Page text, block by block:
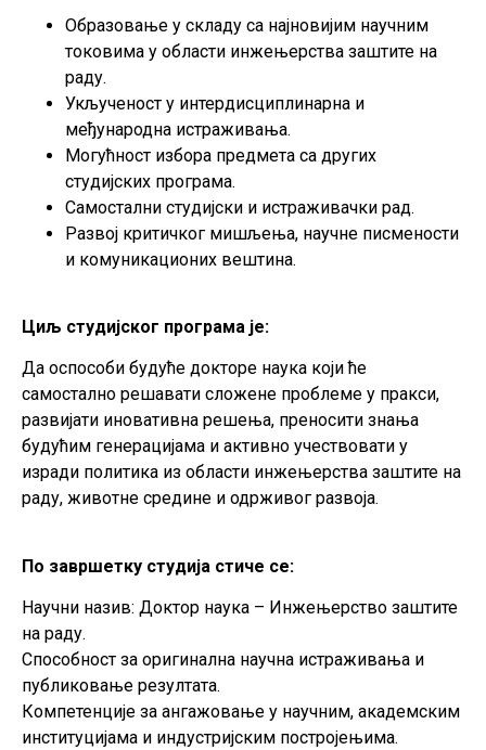
Образовање у складу са најновијим научним
токовима у области инжењерства заштите на
раду.
Укљученост у интердисциплинарна и
међународна истраживања.
Могућност избора предмета са других
студијских програма.
Самостални студијски и истраживачки рад.
Развој критичког мишљења, научне писмености
и комуникационих вештина.
Циљ студијског програма је:
Да оспособи будуће докторе наука који ће
самостално решавати сложене проблеме у пракси,
развијати иновативна решења, преносити знања
будућим генерацијама и активно учествовати у
изради политика из области инжењерства заштите на
раду, животне средине и одрживог развоја.
По завршетку студија стиче се:
Научни назив: Доктор наука – Инжењерство заштите
на раду.
Способност за оригинална научна истраживања и
публиковање резултата.
Компетенције за ангажовање у научним, академским
институцијама и индустријским постројењима.